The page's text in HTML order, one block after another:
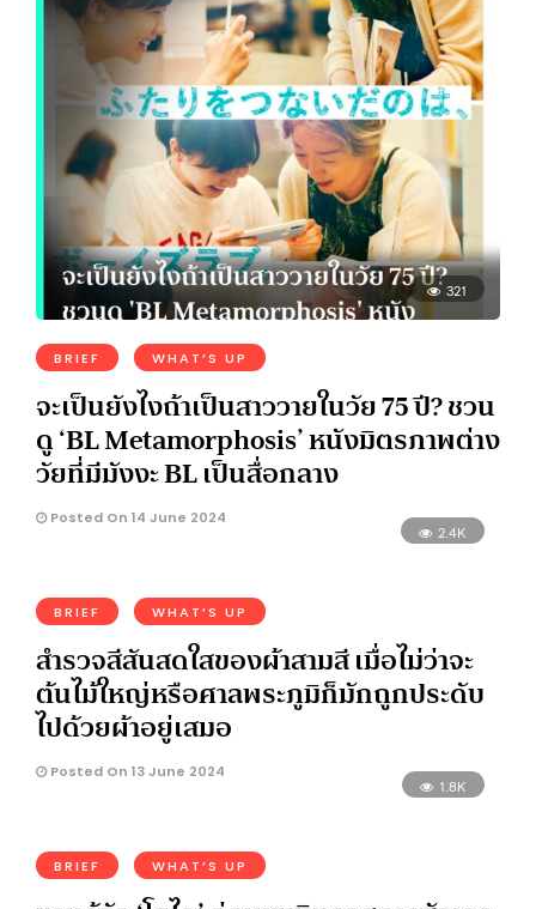
321
BRIEF WHAT’S UP
จะเป็นยังไงถ้าเป็นสาววายในวัย 75 ปี? ชวน
ดู ‘BL Metamorphosis’ หนังมิตรภาพต่าง
วัยที่มีมังงะ BL เป็นสื่อกลาง
Posted On 14 June 2024
2.4K
BRIEF WHAT’S UP
สำรวจสีสันสดใสของผ้าสามสี เมื่อไม่ว่าจะ
ต้นไม้ใหญ่หรือศาลพระภูมิก็มักถูกประดับ
ไปด้วยผ้าอยู่เสมอ
Posted On 13 June 2024
1.8K
BRIEF WHAT’S UP